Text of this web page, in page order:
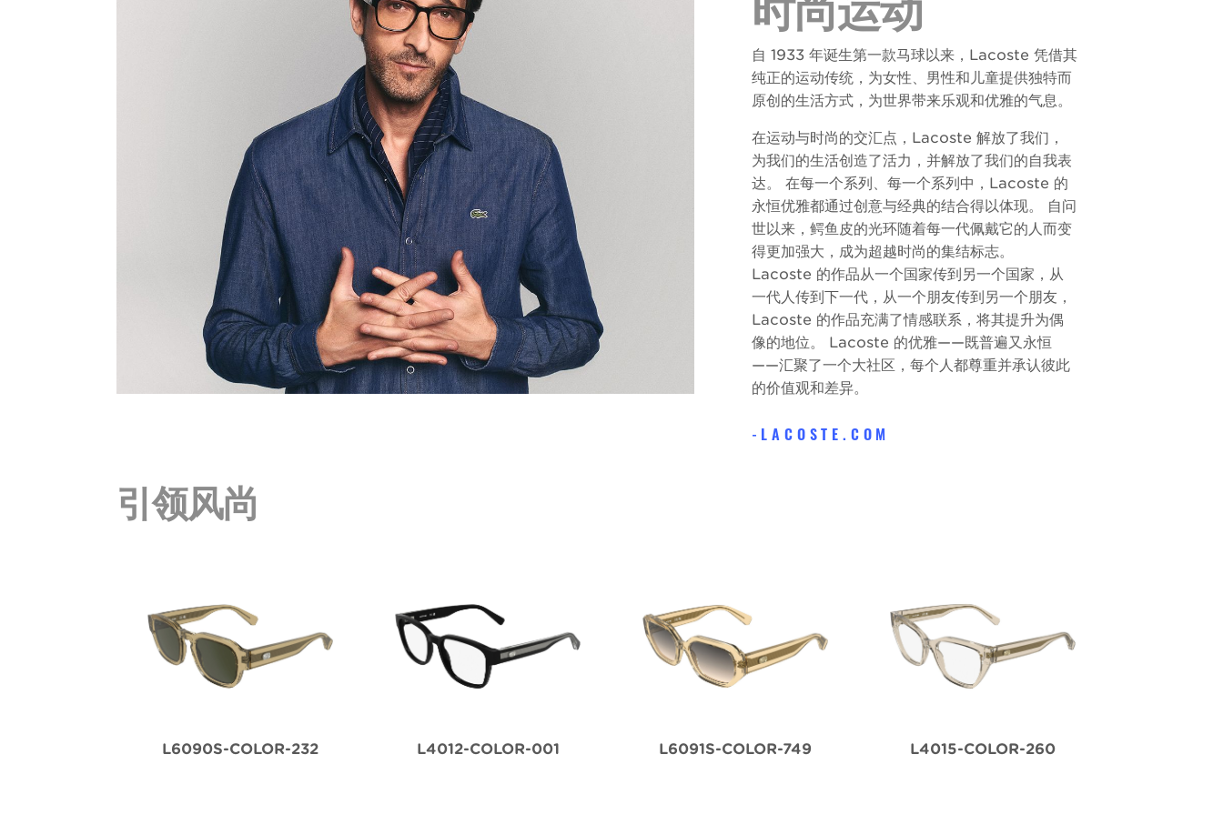
时尚运动
自 1933 年诞生第一款马球以来，Lacoste 凭借其
纯正的运动传统，为女性、男性和儿童提供独特而
原创的生活方式，为世界带来乐观和优雅的气息。
在运动与时尚的交汇点，Lacoste 解放了我们，
为我们的生活创造了活力，并解放了我们的自我表
达。 在每一个系列、每一个系列中，Lacoste 的
永恒优雅都通过创意与经典的结合得以体现。 自问
世以来，鳄鱼皮的光环随着每一代佩戴它的人而变
得更加强大，成为超越时尚的集结标志。
Lacoste 的作品从一个国家传到另一个国家，从
一代人传到下一代，从一个朋友传到另一个朋友，
Lacoste 的作品充满了情感联系，将其提升为偶
像的地位。 Lacoste 的优雅——既普遍又永恒
——汇聚了一个大社区，每个人都尊重并承认彼此
的价值观和差异。
LACOSTE.COM
引领风尚
L6090S-COLOR-232 L4012-COLOR-001 L6091S-COLOR-749 L4015-COLOR-260